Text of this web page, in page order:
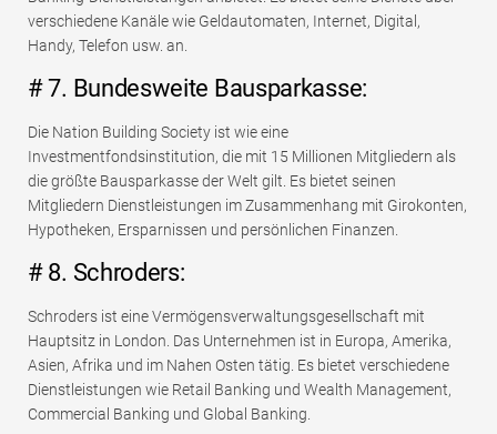
verschiedene Kanäle wie Geldautomaten, Internet, Digital,
Handy, Telefon usw. an.
# 7. Bundesweite Bausparkasse:
Die Nation Building Society ist wie eine
Investmentfondsinstitution, die mit 15 Millionen Mitgliedern als
die größte Bausparkasse der Welt gilt. Es bietet seinen
Mitgliedern Dienstleistungen im Zusammenhang mit Girokonten,
Hypotheken, Ersparnissen und persönlichen Finanzen.
# 8. Schroders:
Schroders ist eine Vermögensverwaltungsgesellschaft mit
Hauptsitz in London. Das Unternehmen ist in Europa, Amerika,
Asien, Afrika und im Nahen Osten tätig. Es bietet verschiedene
Dienstleistungen wie Retail Banking und Wealth Management,
Commercial Banking und Global Banking.